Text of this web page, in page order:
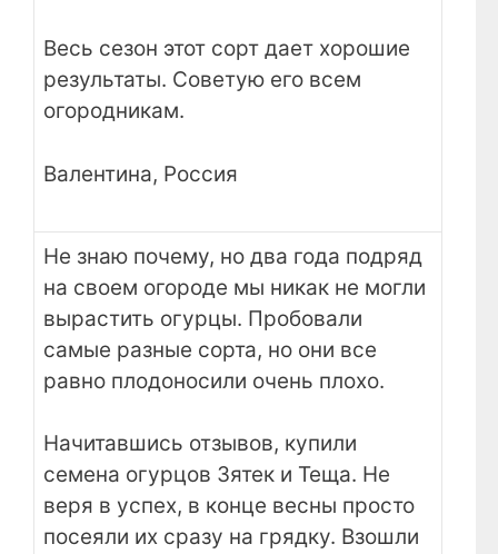
Весь сезон этот сорт дает хорошие
результаты. Советую его всем
огородникам.
Валентина, Россия
Не знаю почему, но два года подряд
на своем огороде мы никак не могли
вырастить огурцы. Пробовали
самые разные сорта, но они все
равно плодоносили очень плохо.
Начитавшись отзывов, купили
семена огурцов Зятек и Теща. Не
веря в успех, в конце весны просто
посеяли их сразу на грядку. Взошли